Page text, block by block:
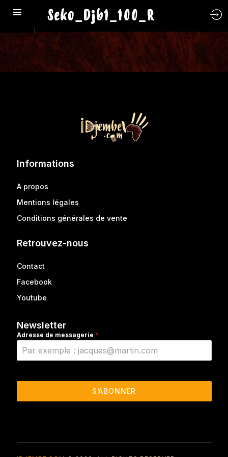
Seko_Djb1_100_R
Informations
A propos
Mentions légales
Conditions générales de vente
Retrouvez-nous
Contact
Facebook
Youtube
Newsletter
Adresse de messagerie *
S’ABONNER